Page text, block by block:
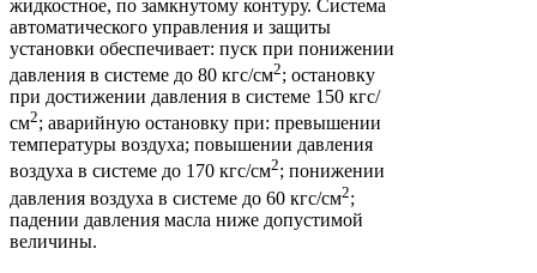
жидкостное, по замкнутому контуру. Система
автоматического управления и защиты
установки обеспечивает: пуск при понижении
давления в системе до 80 кгс/см2; остановку
при достижении давления в системе 150 кгс/
см2; аварийную остановку при: превышении
температуры воздуха; повышении давления
воздуха в системе до 170 кгс/см2; понижении
давления воздуха в системе до 60 кгс/см2;
падении давления масла ниже допустимой
величины.